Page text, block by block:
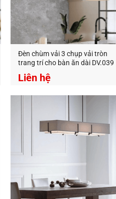
Đèn Trang Trí
thị trường.
412
https://
Đèn chùm vải 3 chụp vải tròn
trang trí cho bàn ăn dài DV.039
Liên hệ